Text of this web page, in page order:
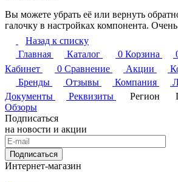
Вы можете убрать её или вернуть
галочку в настройках компонента.
Назад к списку
Главная
Каталог 0 Корзина
Кабинет
0 Сравнение Акции
Бренды
Отзывы Компания
Документы
Реквизиты Регион
Обзоры
Подписаться
на новости и акции
Подписаться
Интернет-магазин